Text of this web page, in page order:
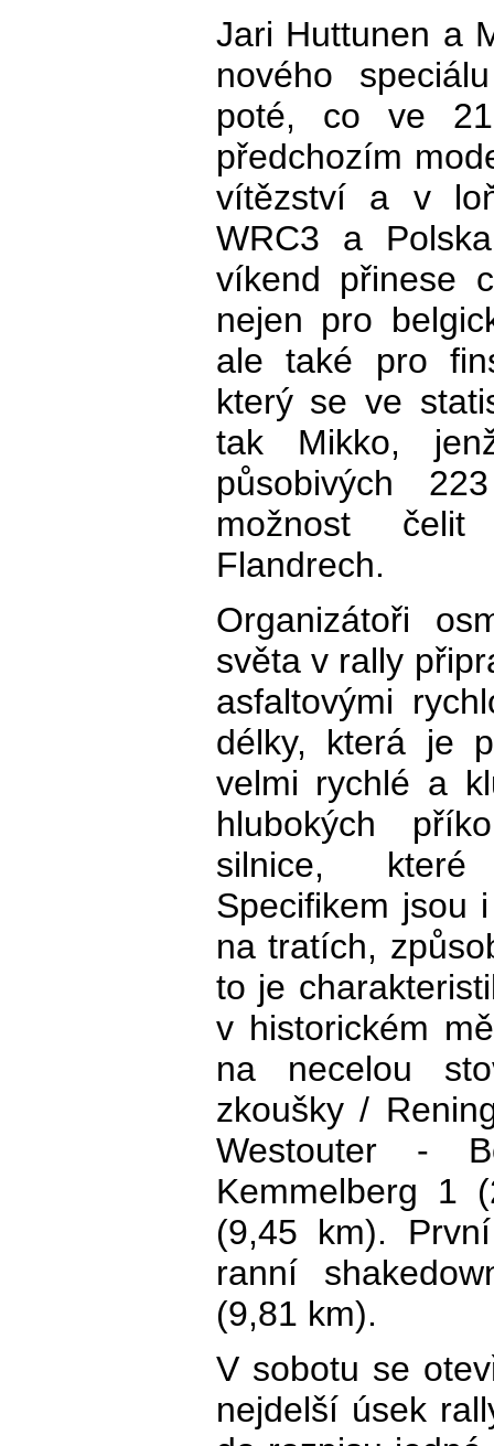
Jari Huttunen a
nového
poté, co ve
předchozím
vítězství a v
WRC3 a
víkend přinese
nejen pro
ale také pro
který se ve
tak Mikko,
působivých
možnost
Flandrech.
Organizátoři
světa v rally
asfaltovými
délky, která je
velmi rychlé a
hlubokých
silnice, které
Specifikem jsou
na tratích,
to je
v historickém
na necelou
zkoušky /
Westouter -
Kemmelberg 1
(9,45 km).
ranní
(9,81 km).
V sobotu se
nejdelší úsek